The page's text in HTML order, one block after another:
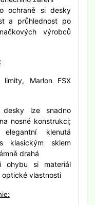
ochraně si desky
a průhlednost po
výrobců
Marlon FSX
desky lze snadno
nosné konstrukci;
klenutá
klasickým sklem
drahá
ohybu si materiál
vlastnosti